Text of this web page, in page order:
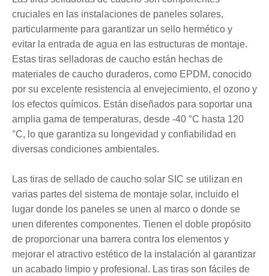
cruciales en las instalaciones de paneles solares,
particularmente para garantizar un sello hermético y
evitar la entrada de agua en las estructuras de montaje.
Estas tiras selladoras de caucho están hechas de
materiales de caucho duraderos, como EPDM, conocido
por su excelente resistencia al envejecimiento, el ozono y
los efectos químicos. Están diseñados para soportar una
amplia gama de temperaturas, desde -40 °C hasta 120
°C, lo que garantiza su longevidad y confiabilidad en
diversas condiciones ambientales.
Las tiras de sellado de caucho solar SIC se utilizan en
varias partes del sistema de montaje solar, incluido el
lugar donde los paneles se unen al marco o donde se
unen diferentes componentes. Tienen el doble propósito
de proporcionar una barrera contra los elementos y
mejorar el atractivo estético de la instalación al garantizar
un acabado limpio y profesional. Las tiras son fáciles de